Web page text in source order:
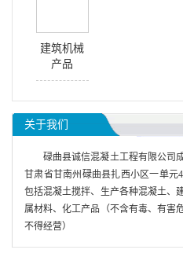
建筑机械
产品
关于我们
碌曲县诚信混凝土工程有限公司
甘肃省甘南州碌曲县扎西小区一单元
包括混凝土搅拌、生产各种混凝土、
属材料、化工产品（不含有毒、有害
不得经营）